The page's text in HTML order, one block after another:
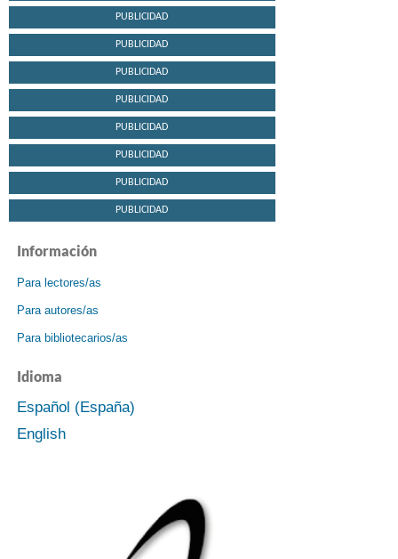
PUBLICIDAD
PUBLICIDAD
PUBLICIDAD
PUBLICIDAD
PUBLICIDAD
PUBLICIDAD
PUBLICIDAD
PUBLICIDAD
Información
Para lectores/as
Para autores/as
Para bibliotecarios/as
Idioma
Español (España)
English